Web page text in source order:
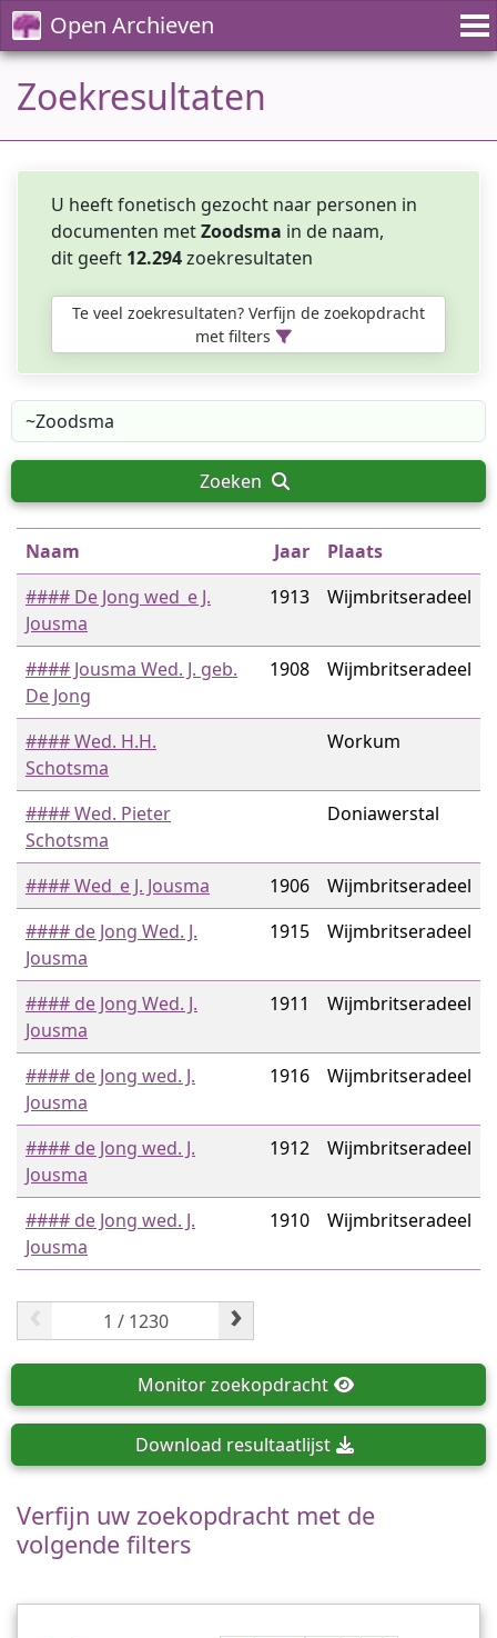
Open Archieven
Zoekresultaten
U heeft fonetisch gezocht naar personen in
documenten metZoodsma in de naam,
dit geeft 12.294zoekresultaten
Te veel zoekresultaten? Verfijn de zoekopdracht
met filters
Zoeken
Naam Jaar
Plaats
#### De Jong wed_e J.
Jousma
1913 Wijmbritseradeel
#### Jousma Wed. J. geb.
De Jong
1908 Wijmbritseradeel
#### Wed. H.H.
Schotsma
Workum
#### Wed. Pieter
Schotsma
Doniawerstal
#### Wed_e J. Jousma 1906
Wijmbritseradeel
#### de Jong Wed. J.
Jousma
1915 Wijmbritseradeel
#### de Jong Wed. J.
Jousma
1911 Wijmbritseradeel
#### de Jong wed. J.
Jousma
1916 Wijmbritseradeel
#### de Jong wed. J.
Jousma
1912 Wijmbritseradeel
#### de Jong wed. J.
Jousma
1910 Wijmbritseradeel
‹ ›
Monitorzoekopdracht
Download resultaatlijst
Verfijn uw zoekopdracht met de
volgende filters